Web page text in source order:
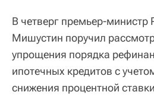
В четверг премьер-министр
Мишустин поручил
упрощения порядка
ипотечных кредитов с
снижения процентной